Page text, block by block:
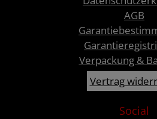
AGB
Verpackung &
Vertrag
Social